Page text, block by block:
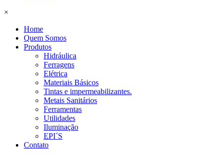
×
Home
Quem Somos
Produtos
Hidráulica
Ferragens
Elétrica
Materiais Básicos
Tintas e impermeabilizantes.
Metais Sanitários
Ferramentas
Utilidades
Iluminação
EPI´S
Contato